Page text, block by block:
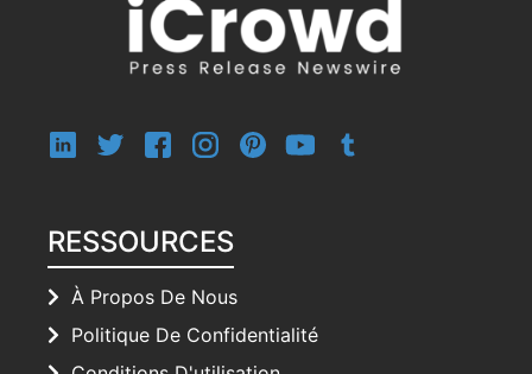
RESSOURCES
À Propos De Nous
Politique De Confidentialité